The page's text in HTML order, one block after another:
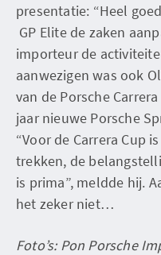
presentatie: “Heel
GP Elite de zaken
importeur de
aanwezigen was ook
van de Porsche
jaar nieuwe Porsche
“Voor de Carrera Cup
trekken, de
is prima”, meldde hij.
het zeker niet…
Foto’s: Pon Porsche